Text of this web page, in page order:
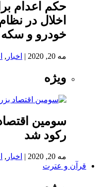
حکم اعدام
اخلال در
خودرو و سکه
مه 20, 2020 | اخبار ,
ویژه
سومین
رکود شد
مه 20, 2020 | اخبار ,
قرآن و عترت